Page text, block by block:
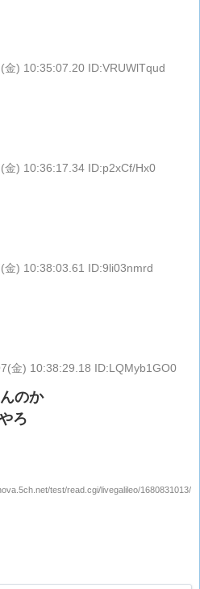
金) 10:35:07.20 ID:VRUWlTqud
金) 10:36:17.34 ID:p2xCf/Hx0
金) 10:38:03.61 ID:9li03nmrd
金) 10:38:29.18 ID:LQMyb1GO0
のか
ろ
test/read.cgi/livegalileo/1680831013/